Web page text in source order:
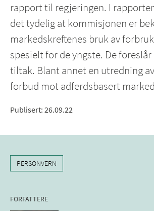
rapport til regjeringen. I
det tydelig at kommisjonen er
markedskreftenes bruk av
spesielt for de yngste. De
tiltak. Blant annet en utredning
forbud mot adferdsbasert
Publisert: 26.09.22
PERSONVERN
FORFATTERE